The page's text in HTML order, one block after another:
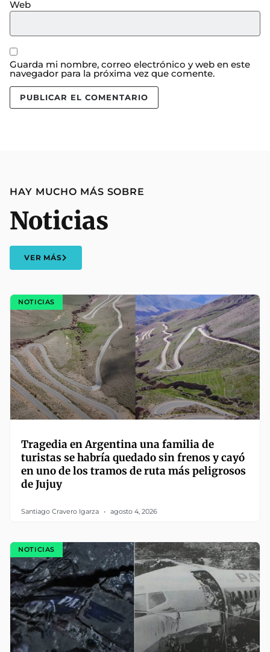
Web
Guarda mi nombre, correo electrónico y web en este
navegador para la próxima vez que comente.
HAY MUCHO MÁS SOBRE
Noticias
VER MÁS
NOTICIAS
Tragedia en Argentina una familia de
turistas se habría quedado sin frenos y cayó
en uno de los tramos de ruta más peligrosos
de Jujuy
Santiago Cravero Igarza agosto 4, 2026
NOTICIAS